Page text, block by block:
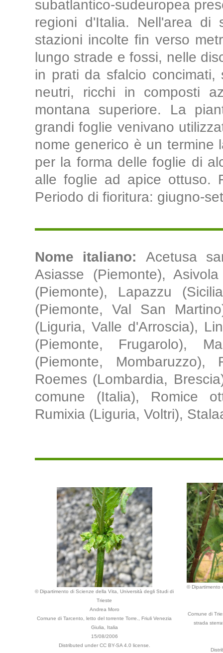
subatlantico-sudeuropea
regioni d'Italia. Nell'area
stazioni incolte fin verso
lungo strade e fossi, nelle
in prati da sfalcio concimati,
neutri, ricchi in composti
montana superiore. La
grandi foglie venivano
nome generico è un termine
per la forma delle foglie di
alle foglie ad apice ottuso.
Periodo di fioritura: giugno-
Nome italiano: Acetusa
Asiasse (Piemonte),
(Piemonte), Lapazzu
(Piemonte, Val San
(Liguria, Valle d'Arroscia),
(Piemonte, Frugarolo),
(Piemonte, Mombaruzzo),
Roemes (Lombardia,
comune (Italia), Romice
Rumixia (Liguria, Voltri),
© Dipartimento di Scienze della Vita, Università degli Studi di
Trieste
Andrea Moro
Comune di Tarcento, letto del torrente Torre., Friuli Venezia
Giulia, Italia
15/08/2006
Distributed under CC BY-SA 4.0 license.
© Dipartimento
Comune di
strada